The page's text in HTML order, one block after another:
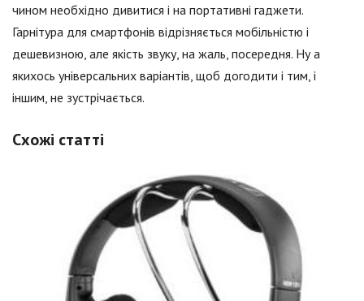
чином необхідно дивитися і на портативні гаджети.
Гарнітура для смартфонів відрізняється мобільністю і
дешевизною, але якість звуку, на жаль, посередня. Ну а
якихось універсальних варіантів, щоб догодити і тим, і
іншим, не зустрічається.
Схожі статті